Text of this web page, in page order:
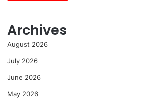
Archives
August 2026
July 2026
June 2026
May 2026